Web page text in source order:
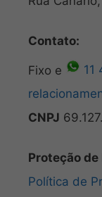
Contato:
Fixo e
11
CNPJ
Proteção de
Política de